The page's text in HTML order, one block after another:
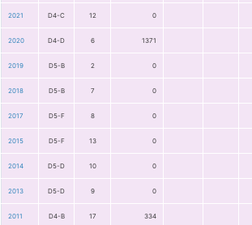
2021 D4-C 12 0
2020 D4-D 6 1371
2019 D5-B 2 0
2018 D5-B 7 0
2017 D5-F 8 0
2015 D5-F 13 0
2014 D5-D 10 0
2013 D5-D 9 0
2011 D4-B 17 334